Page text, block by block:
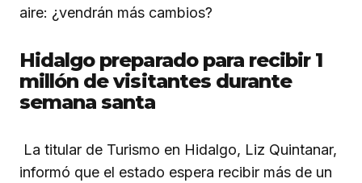
aire: ¿vendrán más cambios?
Hidalgo preparado para recibir 1
millón de visitantes durante
semana santa
La titular de Turismo en Hidalgo, Liz Quintanar,
informó que el estado espera recibir más de un